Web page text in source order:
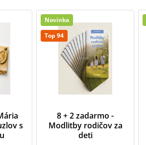
s
Novinka
Top 94
8 + 2 zadarmo -
Modlitby rodičov za
deti